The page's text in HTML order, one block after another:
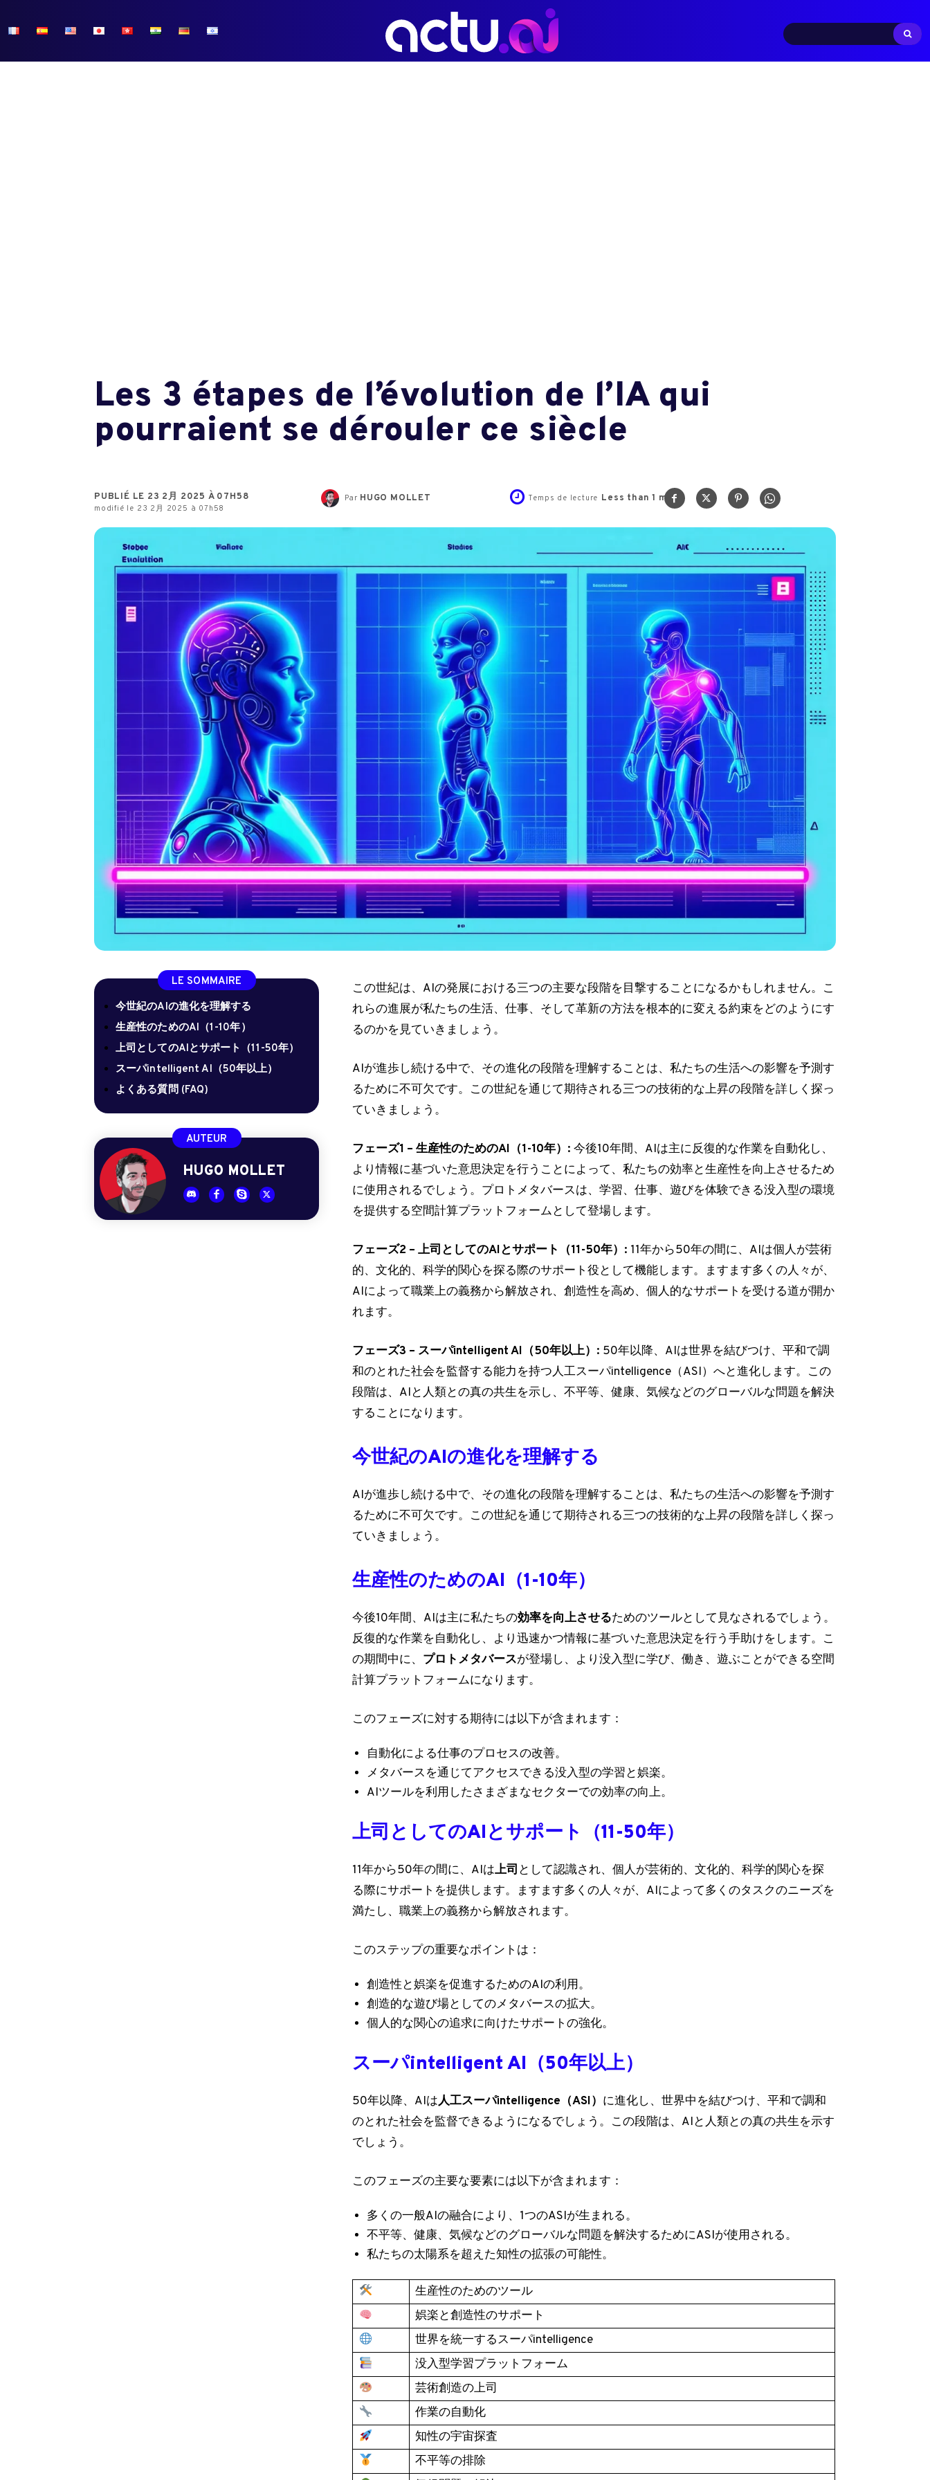
Les 3 étapes de l’évolution de l’IA qui
pourraient se dérouler ce siècle
PUBLIÉ LE 23 2月 2025 À 07H58
modifié le 23 2月 2025 à 07h58
Par HUGO MOLLET Temps de lecture Less than 1 min.
LE SOMMAIRE
今世紀のAIの進化を理解する
生産性のためのAI（1-10年）
上司としてのAIとサポート（11-50年）
スーパintelligent AI（50年以上）
よくある質問 (FAQ)
AUTEUR
HUGO MOLLET
この世紀は、AIの発展における三つの主要な段階を目撃することになるかもしれません。こ
れらの進展が私たちの生活、仕事、そして革新の方法を根本的に変える約束をどのようにす
るのかを見ていきましょう。
AIが進歩し続ける中で、その進化の段階を理解することは、私たちの生活への影響を予測す
るために不可欠です。この世紀を通じて期待される三つの技術的な上昇の段階を詳しく探っ
ていきましょう。
フェーズ1 – 生産性のためのAI（1-10年）: 今後10年間、AIは主に反復的な作業を自動化し、
より情報に基づいた意思決定を行うことによって、私たちの効率と生産性を向上させるため
に使用されるでしょう。プロトメタバースは、学習、仕事、遊びを体験できる没入型の環境
を提供する空間計算プラットフォームとして登場します。
フェーズ2 – 上司としてのAIとサポート（11-50年）: 11年から50年の間に、AIは個人が芸術
的、文化的、科学的関心を探る際のサポート役として機能します。ますます多くの人々が、
AIによって職業上の義務から解放され、創造性を高め、個人的なサポートを受ける道が開か
れます。
フェーズ3 – スーパintelligent AI（50年以上）: 50年以降、AIは世界を結びつけ、平和で調
和のとれた社会を監督する能力を持つ人工スーパintelligence（ASI）へと進化します。この
段階は、AIと人類との真の共生を示し、不平等、健康、気候などのグローバルな問題を解決
することになります。
今世紀のAIの進化を理解する
AIが進歩し続ける中で、その進化の段階を理解することは、私たちの生活への影響を予測す
るために不可欠です。この世紀を通じて期待される三つの技術的な上昇の段階を詳しく探っ
ていきましょう。
生産性のためのAI（1-10年）
今後10年間、AIは主に私たちの効率を向上させるためのツールとして見なされるでしょう。
反復的な作業を自動化し、より迅速かつ情報に基づいた意思決定を行う手助けをします。こ
の期間中に、 プロトメタバースが登場し、より没入型に学び、働き、遊ぶことができる空間
計算プラットフォームになります。
このフェーズに対する期待には以下が含まれます：
自動化による仕事のプロセスの改善。
メタバースを通じてアクセスできる没入型の学習と娯楽。
AIツールを利用したさまざまなセクターでの効率の向上。
上司としてのAIとサポート（11-50年）
11年から50年の間に、AIは上司 として認識され、個人が芸術的、文化的、科学的関心を探
る際にサポートを提供します。ますます多くの人々が、AIによって多くのタスクのニーズを
満たし、職業上の義務から解放されます。
このステップの重要なポイントは：
創造性と娯楽を促進するためのAIの利用。
創造的な遊び場としてのメタバースの拡大。
個人的な関心の追求に向けたサポートの強化。
スーパintelligent AI（50年以上）
50年以降、AIは人工スーパintelligence（ASI） に進化し、世界中を結びつけ、平和で調和
のとれた社会を監督できるようになるでしょう。この段階は、AIと人類との真の共生を示す
でしょう。
このフェーズの主要な要素には以下が含まれます：
多くの一般AIの融合により、1つのASIが生まれる。
不平等、健康、気候などのグローバルな問題を解決するためにASIが使用される。
私たちの太陽系を超えた知性の拡張の可能性。
生産性のためのツール
娯楽と創造性のサポート
世界を統一するスーパintelligence
没入型学習プラットフォーム
芸術創造の上司
作業の自動化
知性の宇宙探査
不平等の排除